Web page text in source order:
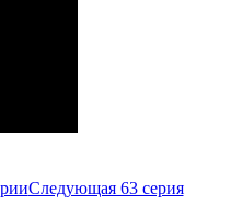
Следующая 63 серия